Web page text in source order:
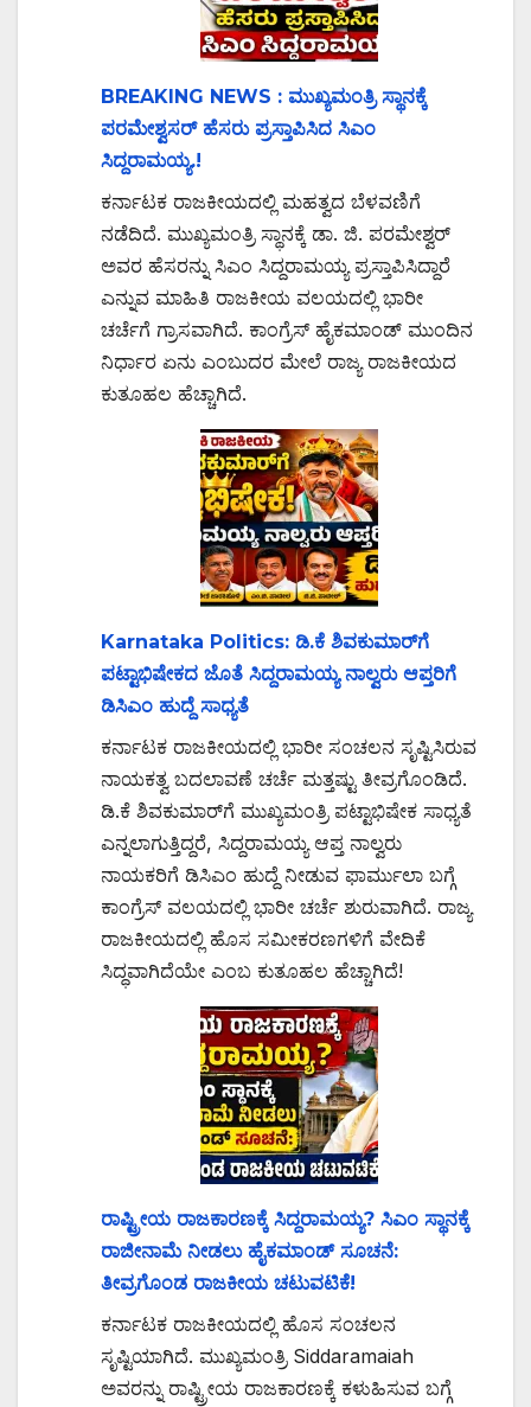
BREAKING NEWS : ಮುಖ್ಯಮಂತ್ರಿ ಸ್ಥಾನಕ್ಕೆ
ಪರಮೇಶ್ವಸರ್ ಹೆಸರು ಪ್ರಸ್ತಾಪಿಸಿದ ಸಿಎಂ
ಸಿದ್ದರಾಮಯ್ಯ.!
ಕರ್ನಾಟಕ ರಾಜಕೀಯದಲ್ಲಿ ಮಹತ್ವದ ಬೆಳವಣಿಗೆ
ನಡೆದಿದೆ. ಮುಖ್ಯಮಂತ್ರಿ ಸ್ಥಾನಕ್ಕೆ ಡಾ. ಜಿ. ಪರಮೇಶ್ವರ್
ಅವರ ಹೆಸರನ್ನು ಸಿಎಂ ಸಿದ್ದರಾಮಯ್ಯ ಪ್ರಸ್ತಾಪಿಸಿದ್ದಾರೆ
ಎನ್ನುವ ಮಾಹಿತಿ ರಾಜಕೀಯ ವಲಯದಲ್ಲಿ ಭಾರೀ
ಚರ್ಚೆಗೆ ಗ್ರಾಸವಾಗಿದೆ. ಕಾಂಗ್ರೆಸ್ ಹೈಕಮಾಂಡ್ ಮುಂದಿನ
ನಿರ್ಧಾರ ಏನು ಎಂಬುದರ ಮೇಲೆ ರಾಜ್ಯ ರಾಜಕೀಯದ
ಕುತೂಹಲ ಹೆಚ್ಚಾಗಿದೆ.
Karnataka Politics: ಡಿ.ಕೆ ಶಿವಕುಮಾರ್‌ಗೆ
ಪಟ್ಟಾಭಿಷೇಕದ ಜೊತೆ ಸಿದ್ದರಾಮಯ್ಯ ನಾಲ್ವರು ಆಪ್ತರಿಗೆ
ಡಿಸಿಎಂ ಹುದ್ದೆ ಸಾಧ್ಯತೆ
ಕರ್ನಾಟಕ ರಾಜಕೀಯದಲ್ಲಿ ಭಾರೀ ಸಂಚಲನ ಸೃಷ್ಟಿಸಿರುವ
ನಾಯಕತ್ವ ಬದಲಾವಣೆ ಚರ್ಚೆ ಮತ್ತಷ್ಟು ತೀವ್ರಗೊಂಡಿದೆ.
ಡಿ.ಕೆ ಶಿವಕುಮಾರ್‌ಗೆ ಮುಖ್ಯಮಂತ್ರಿ ಪಟ್ಟಾಭಿಷೇಕ ಸಾಧ್ಯತೆ
ಎನ್ನಲಾಗುತ್ತಿದ್ದರೆ, ಸಿದ್ದರಾಮಯ್ಯ ಆಪ್ತ ನಾಲ್ವರು
ನಾಯಕರಿಗೆ ಡಿಸಿಎಂ ಹುದ್ದೆ ನೀಡುವ ಫಾರ್ಮುಲಾ ಬಗ್ಗೆ
ಕಾಂಗ್ರೆಸ್ ವಲಯದಲ್ಲಿ ಭಾರೀ ಚರ್ಚೆ ಶುರುವಾಗಿದೆ. ರಾಜ್ಯ
ರಾಜಕೀಯದಲ್ಲಿ ಹೊಸ ಸಮೀಕರಣಗಳಿಗೆ ವೇದಿಕೆ
ಸಿದ್ಧವಾಗಿದೆಯೇ ಎಂಬ ಕುತೂಹಲ ಹೆಚ್ಚಾಗಿದೆ!
ರಾಷ್ಟ್ರೀಯ ರಾಜಕಾರಣಕ್ಕೆ ಸಿದ್ದರಾಮಯ್ಯ? ಸಿಎಂ ಸ್ಥಾನಕ್ಕೆ
ರಾಜೀನಾಮೆ ನೀಡಲು ಹೈಕಮಾಂಡ್ ಸೂಚನೆ:
ತೀವ್ರಗೊಂಡ ರಾಜಕೀಯ ಚಟುವಟಿಕೆ!
ಕರ್ನಾಟಕ ರಾಜಕೀಯದಲ್ಲಿ ಹೊಸ ಸಂಚಲನ
ಸೃಷ್ಟಿಯಾಗಿದೆ. ಮುಖ್ಯಮಂತ್ರಿ Siddaramaiah
ಅವರನ್ನು ರಾಷ್ಟ್ರೀಯ ರಾಜಕಾರಣಕ್ಕೆ ಕಳುಹಿಸುವ ಬಗ್ಗೆ